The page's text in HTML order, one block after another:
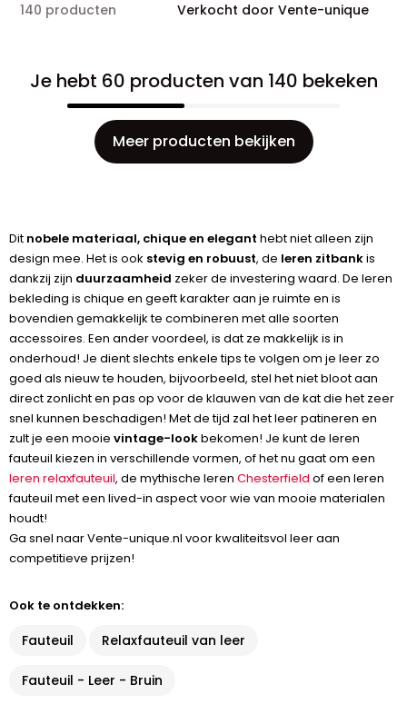
140 producten Verkocht door Vente-unique
Je hebt 60 producten van 140 bekeken
Meer producten bekijken
Dit nobele materiaal, chique en elegant hebt niet alleen zijn
design mee. Het is ook stevig en robuust, de leren zitbankis
dankzij zijn duurzaamheid zeker de investering waard. De leren
bekleding is chique en geeft karakter aan je ruimte en is
bovendien gemakkelijk te combineren met alle soorten
accessoires. Een ander voordeel, is dat ze makkelijk is in
onderhoud! Je dient slechts enkele tips te volgen om je leer zo
goed als nieuw te houden, bijvoorbeeld, stel het niet bloot aan
direct zonlicht en pas op voor de klauwen van de kat die het zeer
snel kunnen beschadigen! Met de tijd zal het leer patineren en
zult je een mooie vintage-lookbekomen! Je kunt de leren
fauteuil kiezen in verschillende vormen, of het nu gaat om een
leren relaxfauteuil, de mythische leren Chesterfield of een leren
fauteuil met een lived-in aspect voor wie van mooie materialen
houdt!
Ga snel naar Vente-unique.nl voor kwaliteitsvol leer aan
competitieve prijzen!
Ook te ontdekken:
Fauteuil Relaxfauteuil van leer
Fauteuil - Leer - Bruin